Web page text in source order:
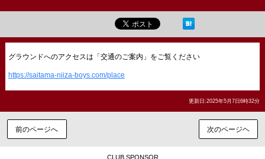
グラウンドへのアクセスは「交通のご案内」をご覧ください
https://saitama-niiza-boys.com/place
更新日:2025年5月7日6時32分
前のページへ 次のページヘ
CLUB SPONSOR